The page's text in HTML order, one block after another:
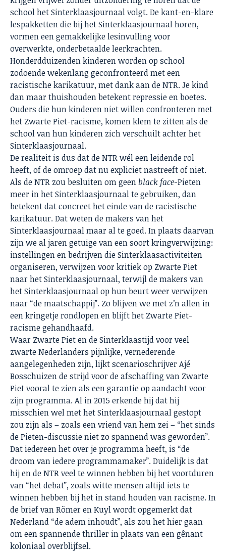
school het Sinterklaasjournaal volgt. De kant-en-klare
lespakketten die bij het Sinterklaasjournaal horen,
vormen een gemakkelijke lesinvulling voor
overwerkte, onderbetaalde leerkrachten.
Honderdduizenden kinderen worden op school
zodoende wekenlang geconfronteerd met een
racistische karikatuur, met dank aan de NTR. Je kind
dan maar thuishouden betekent repressie en boetes.
Ouders die hun kinderen niet willen confronteren met
het Zwarte Piet-racisme, komen klem te zitten als de
school van hun kinderen zich verschuilt achter het
Sinterklaasjournaal.
De realiteit is dus dat de NTR wél een leidende rol
heeft, of de omroep dat nu expliciet nastreeft of niet.
Als de NTR zou besluiten om geenblack face-Pieten
meer in het Sinterklaasjournaal te gebruiken, dan
betekent dat concreet het einde van de racistische
karikatuur. Dat weten de makers van het
Sinterklaasjournaal maar al te goed. In plaats daarvan
zijn we al jaren getuige van een soort kringverwijzing:
instellingen en bedrijven die Sinterklaasactiviteiten
organiseren, verwijzen voor kritiek op Zwarte Piet
naar het Sinterklaasjournaal, terwijl de makers van
het Sinterklaasjournaal op hun beurt weer verwijzen
naar “de maatschappij”. Zo blijven we met z’n allen in
een kringetje rondlopen en blijft het Zwarte Piet-
racisme gehandhaafd.
Waar Zwarte Piet en de Sinterklaastijd voor veel
zwarte Nederlanders pijnlijke, vernederende
aangelegenheden zijn, lijkt scenarioschrijver Ajé
Bosschuizen de strijd voor de afschaffing van Zwarte
Piet vooral te zien als een garantie op aandacht voor
zijn programma. Al in 2015 erkende hij dat hij
misschien wel met het Sinterklaasjournaal gestopt
zou zijn als – zoals een vriend van hem zei – “het sinds
de Pieten-discussie niet zo spannend was geworden”.
Dat iedereen het over je programma heeft, is “de
droom van iedere programmamaker”. Duidelijk is dat
hij en de NTR veel te winnen hebben bij het voortduren
van “het debat”, zoals witte mensen altijd iets te
winnen hebben bij het in stand houden van racisme. In
de brief van Römer en Kuyl wordt opgemerkt dat
Nederland “de adem inhoudt”, als zou het hier gaan
om een spannende thriller in plaats van een gênant
koloniaal overblijfsel.